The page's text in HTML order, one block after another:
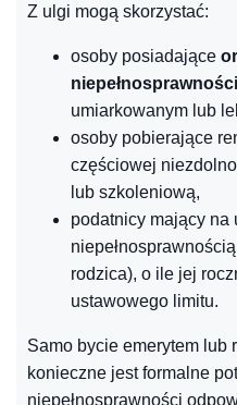
Z ulgi mogą skorzystać:
osoby posiadające
niepełnosprawności
umiarkowanym lub
osoby pobierające
częściowej
lub szkoleniową,
podatnicy mający na
rodzica), o ile jej
ustawowego limitu.
Samo bycie emerytem lub
konieczne jest formalne
niepełnosprawności